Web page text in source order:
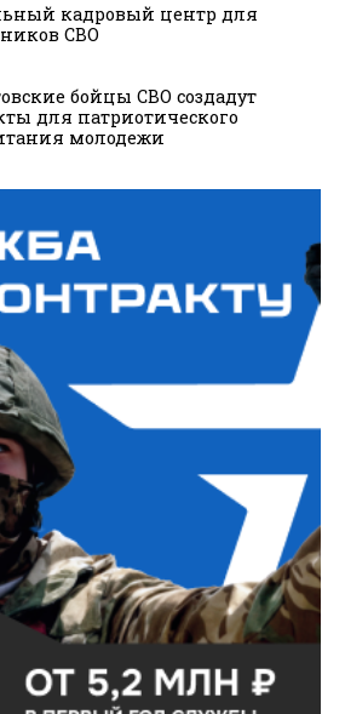
кадровый центр для
СВО
бойцы СВО создадут
для патриотического
молодежи